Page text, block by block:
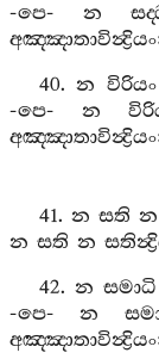
-පෙ- න
අඤ‍්ඤාතාවින්‍ද්‍රියං
40.න විරියං
-පෙ-න
අඤ‍්ඤාතාවින්‍ද්‍රියං
41. න සති න
න සති න
42. න සමාධි
-පෙ-න
අඤ‍්ඤාතාවින්‍ද්‍රියං